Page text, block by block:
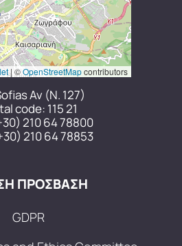
|©OpenStreetMapcontributors
Av (N. 127)
code: 115 21
210 64 78800
210 64 78853
ΠΡΟΣΒΑΣΗ
GDPR